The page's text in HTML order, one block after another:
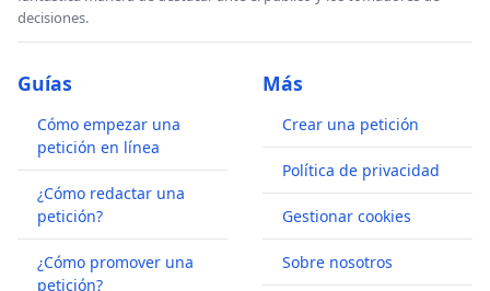
decisiones.
Guías
Cómo empezar una
petición en línea
¿Cómo redactar una
petición?
¿Cómo promover una
petición?
Más
Crear una petición
Política de privacidad
Gestionar cookies
Sobre nosotros